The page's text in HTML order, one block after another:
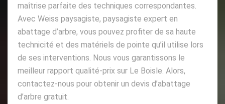
maîtrise parfaite des techniques correspondantes.
Avec Weiss paysagiste, paysagiste expert en
abattage d’arbre, vous pouvez profiter de sa haute
technicité et des matériels de pointe qu’il utilise lors
de ses interventions. Nous vous garantissons le
meilleur rapport qualité-prix sur Le Boisle. Alors,
contactez-nous pour obtenir un devis d’abattage
d’arbre gratuit.